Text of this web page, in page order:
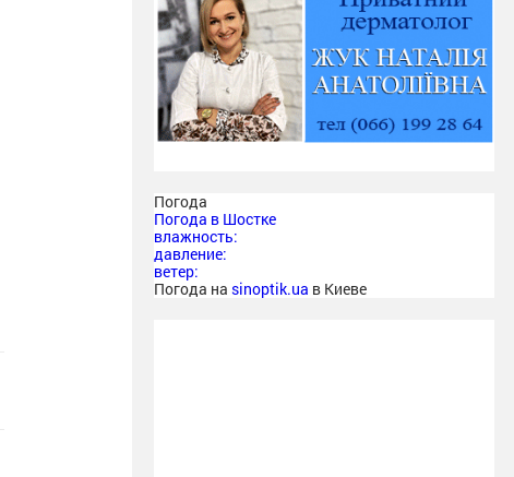
Погода
Погода в Шостке
влажность:
давление:
ветер:
Погода на sinoptik.ua в Киеве